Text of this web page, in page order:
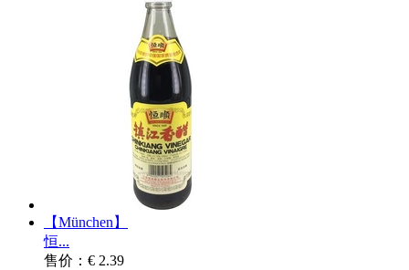
【München】
恒...
售价：€ 2.39